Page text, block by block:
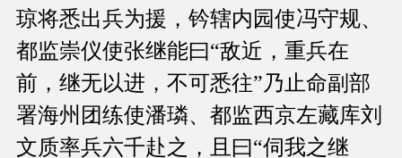
琼将悉出兵为援，钤辖内园使冯守规、
都监崇仪使张继能曰“敌近，重兵在
前，继无以进，不可悉往”乃止命副部
署海州团练使潘璘、都监西京左藏库刘
文质率兵六千赴之，且曰“伺我之继